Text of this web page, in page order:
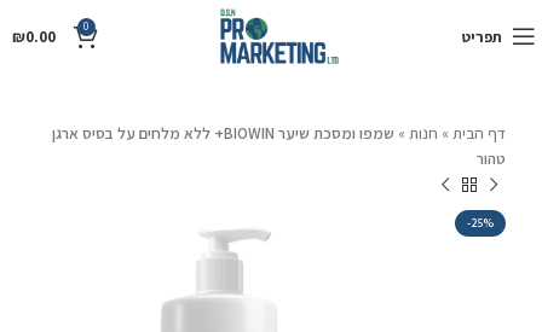
תפריט 0
₪0.00
דף הבית » חנות »
שמפו ומסכת שיער BIOWIN+ ללא מלחים על בסיס ארגן
טהור
-25%